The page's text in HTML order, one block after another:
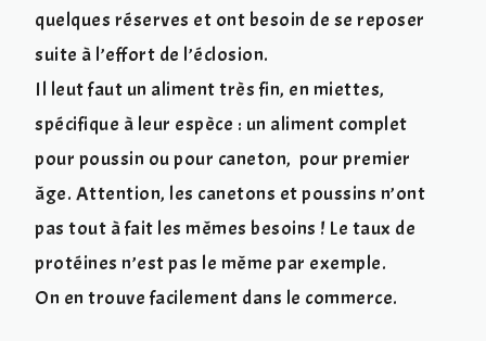
quelques réserves et ont besoin de se reposer
suite à l’effort de l’éclosion.
Il leut faut un aliment très fin, en miettes,
spécifique à leur espèce : un aliment complet
pour poussin ou pour caneton, pour premier
âge. Attention, les canetons et poussins n’ont
pas tout à fait les mêmes besoins ! Le taux de
protéines n’est pas le même par exemple.
On en trouve facilement dans le commerce.